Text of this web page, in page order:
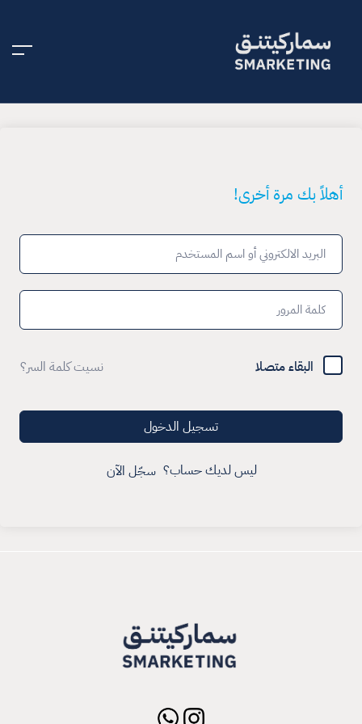
أهلاً بك مرة أخرى!
البقاء متصلا نسيت كلمة السر؟
تسجيل الدخول
ليس لديك حساب؟ سجّل الآن